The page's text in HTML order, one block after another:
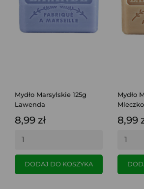
Mydło Marsylskie 125g
Lawenda
8,99 zł
DODAJ DO KOSZYKA
Mydło
8,99